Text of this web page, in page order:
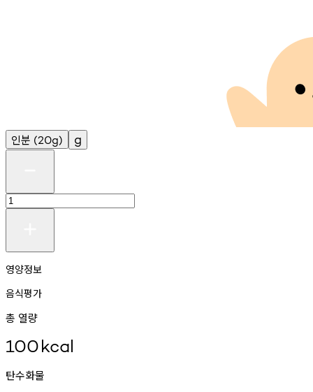
인분 (20g) g
영양정보
음식평가
총 열량
100kcal
탄수화물